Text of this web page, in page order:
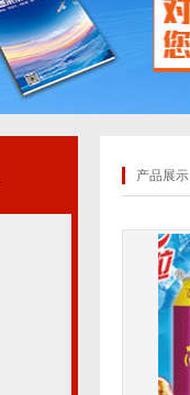
产品展示